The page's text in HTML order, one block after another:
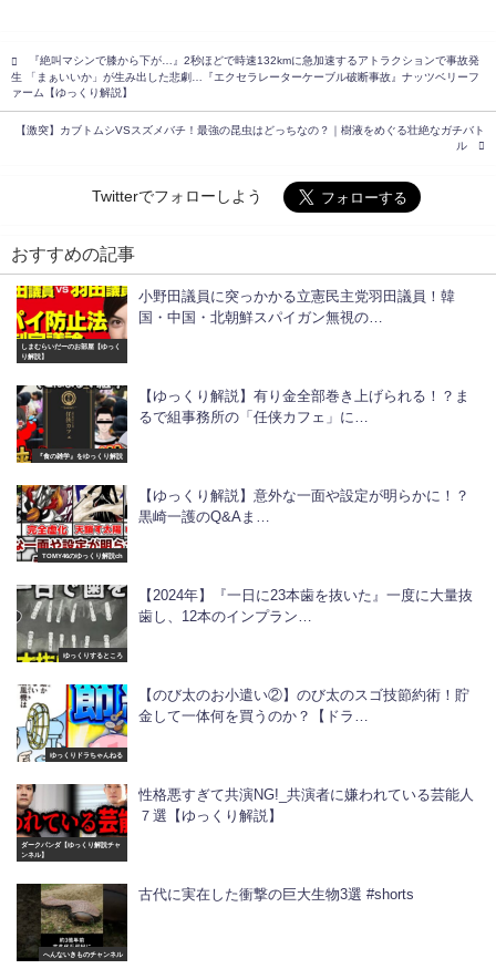
『絶叫マシンで膝から下が…』2秒ほどで時速132kmに急加速するアトラクションで事故発
生 「まぁいいか」が生み出した悲劇…『エクセラレーターケーブル破断事故』ナッツベリーフ
ァーム【ゆっくり解説】
【激突】カブトムシVSスズメバチ！最強の昆虫はどっちなの？｜樹液をめぐる壮絶なガチバト
ル
Twitterでフォローしよう
おすすめの記事
しまむらいだーのお部屋【ゆっく
り解説】
小野田議員に突っかかる立憲民主党羽田議員！韓
国・中国・北朝鮮スパイガン無視の…
『食の雑学』をゆっくり解説
【ゆっくり解説】有り金全部巻き上げられる！？ま
るで組事務所の「任侠カフェ」に…
TOMY46のゆっくり解説ch
【ゆっくり解説】意外な一面や設定が明らかに！？
黒崎一護のQ&Aま…
ゆっくりするところ
【2024年】『一日に23本歯を抜いた』一度に大量抜
歯し、12本のインプラン…
ゆっくりドラちゃんねる
【のび太のお小遣い②】のび太のスゴ技節約術！貯
金して一体何を買うのか？【ドラ…
ダークパンダ【ゆっくり解説チャ
ンネル】
性格悪すぎて共演NG!_共演者に嫌われている芸能人
７選【ゆっくり解説】
へんないきものチャンネル
古代に実在した衝撃の巨大生物3選 #shorts